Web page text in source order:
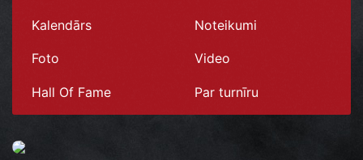
Kalendārs Noteikumi
Foto Video
Hall Of Fame Par turnīru